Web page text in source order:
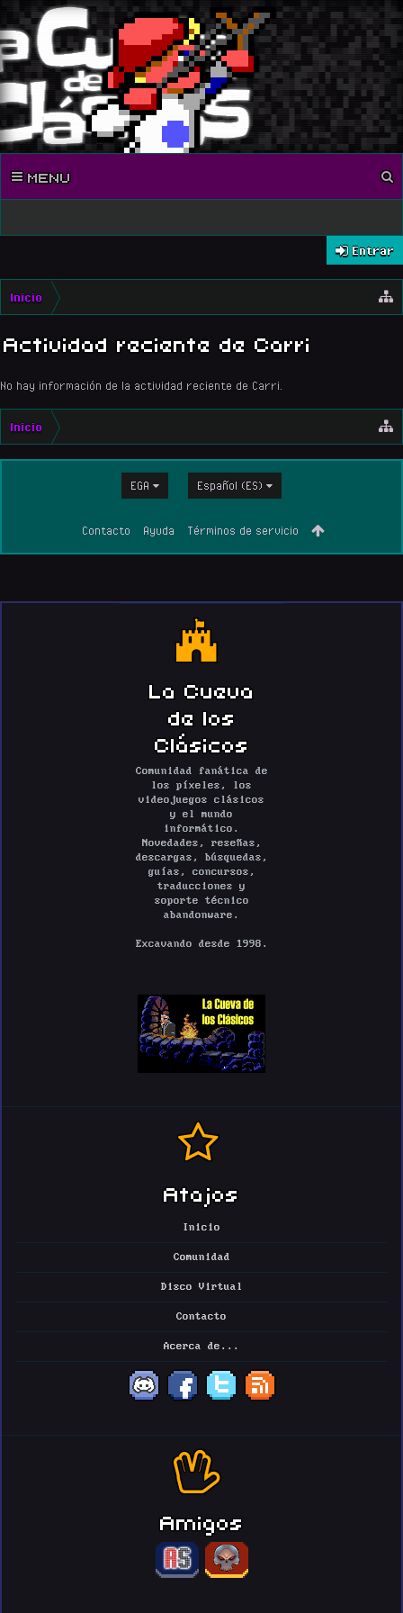
MENU
Entrar
Inicio
Actividad reciente de Carri
No hay información de la actividad reciente de Carri.
Inicio
EGA Español (ES)
Contacto Ayuda Términos de servicio
La Cueva
de los
Clásicos
Comunidad fanática de
los píxeles, los
videojuegos clásicos
y el mundo
informático.
Novedades, reseñas,
descargas, búsquedas,
guías, concursos,
traducciones y
soporte técnico
abandonware.
Excavando desde 1998.
Atajos
Inicio
Comunidad
Disco Virtual
Contacto
Acerca de...
Amigos